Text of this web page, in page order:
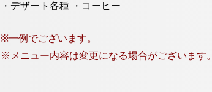
・デザート各種 ・コーヒー
※一例でございます。
※メニュー内容は変更になる場合がございます。